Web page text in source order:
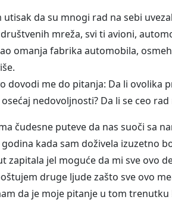
utisak da su mnogi rad na sebi
mreža, svi ti avioni,
omanja fabrika automobila,
dovodi me do pitanja: Da li ovolika
nedovoljnosti? Da li se ceo
čudesne puteve da nas suoči sa
godina kada sam doživela izuzetno
zapitala jel moguće da mi sve ovo
druge ljude zašto sve ovo
da je moje pitanje u tom